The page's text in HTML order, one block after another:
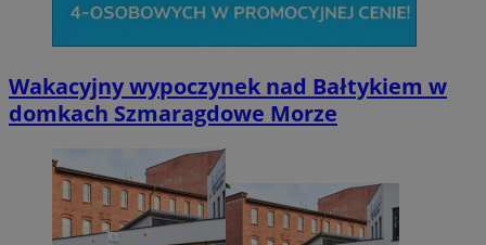
Wakacyjny wypoczynek nad Bałtykiem w
domkach Szmaragdowe Morze